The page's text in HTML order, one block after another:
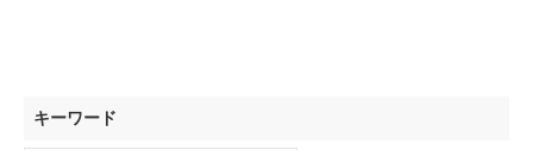
キーワード